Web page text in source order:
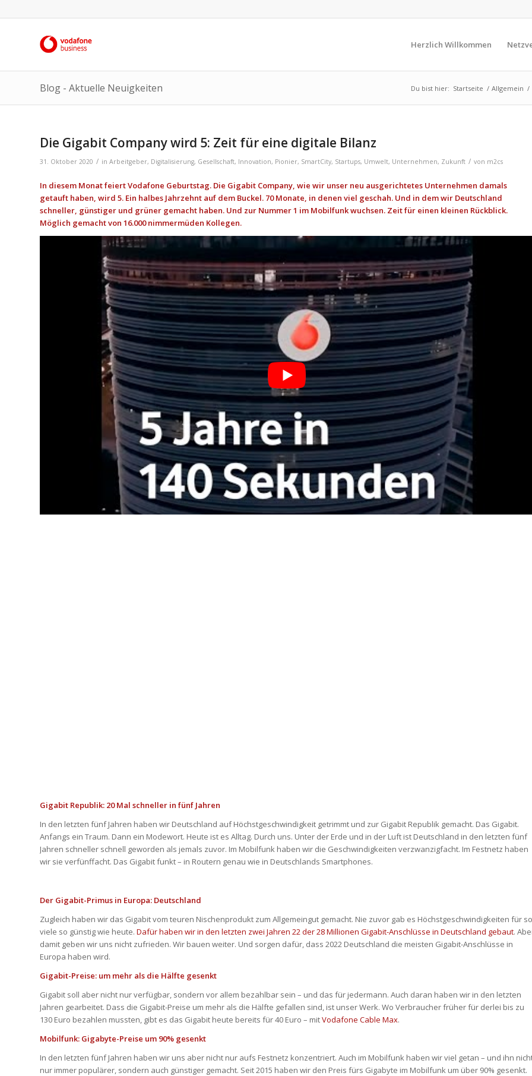
Herzlich Willkommen
Blog - Aktuelle Neuigkeiten Du bist hier: Startseite / Allgemein /
Die Gigabit Company wird 5: Zeit für eine digitale Bilanz
31. Oktober 2020 / in Arbeitgeber, Digitalisierung, Gesellschaft, Innovation, Pionier, SmartCity, Startups, Umwelt, Unternehmen, Zukunft / von m2cs
In diesem Monat feiert Vodafone Geburtstag. Die Gigabit Company, wie wir unser neu ausgerichtetes Unternehmen damals
getauft haben, wird 5. Ein halbes Jahrzehnt auf dem Buckel. 70 Monate, in denen viel geschah. Und in dem wir Deutschland
schneller, günstiger und grüner gemacht haben. Und zur Nummer 1 im Mobilfunk wuchsen. Zeit für einen kleinen Rückblick.
Möglich gemacht von 16.000 nimmermüden Kollegen.
Gigabit Republik: 20 Mal schneller in fünf Jahren
In den letzten fünf Jahren haben wir Deutschland auf Höchstgeschwindigkeit getrimmt und zur Gigabit Republik gemacht. Das Gigabit.
Anfangs ein Traum. Dann ein Modewort. Heute ist es Alltag. Durch uns. Unter der Erde und in der Luft ist Deutschland in den letzten fünf
Jahren schneller schnell geworden als jemals zuvor. Im Mobilfunk haben wir die Geschwindigkeiten verzwanzigfacht. Im Festnetz haben
wir sie verfünffacht. Das Gigabit funkt – in Routern genau wie in Deutschlands Smartphones.
Der Gigabit-Primus in Europa: Deutschland
Zugleich haben wir das Gigabit vom teuren Nischenprodukt zum Allgemeingut gemacht. Nie zuvor gab es Höchstgeschwindigkeiten für so
viele so günstig wie heute. Dafür haben wir in den letzten zwei Jahren 22 der 28 Millionen Gigabit-Anschlüsse in Deutschland gebaut.
damit geben wir uns nicht zufrieden. Wir bauen weiter. Und sorgen dafür, dass 2022 Deutschland die meisten Gigabit-Anschlüsse in
Europa haben wird.
Gigabit-Preise: um mehr als die Hälfte gesenkt
Gigabit soll aber nicht nur verfügbar, sondern vor allem bezahlbar sein – und das für jedermann. Auch daran haben wir in den letzten
Jahren gearbeitet. Dass die Gigabit-Preise um mehr als die Hälfte gefallen sind, ist unser Werk. Wo Verbraucher früher für derlei bis zu
130 Euro bezahlen mussten, gibt es das Gigabit heute bereits für 40 Euro – mitVodafone Cable Max.
Mobilfunk: Gigabyte-Preise um 90% gesenkt
In den letzten fünf Jahren haben wir uns aber nicht nur aufs Festnetz konzentriert. Auch im Mobilfunk haben wir viel getan – und ihn
nur immer populärer, sondern auch günstiger gemacht. Seit 2015 haben wir den Preis fürs Gigabyte im Mobilfunk um über 90% gesenkt.